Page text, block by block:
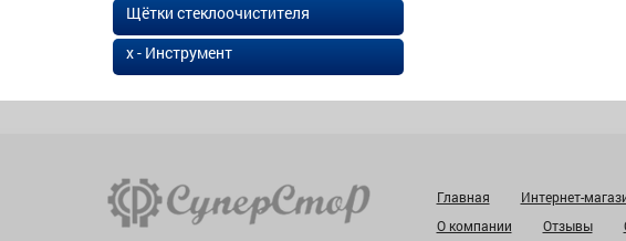
Щётки стеклоочистителя
х - Инструмент
Главная Интернет-
О компании
Отзывы